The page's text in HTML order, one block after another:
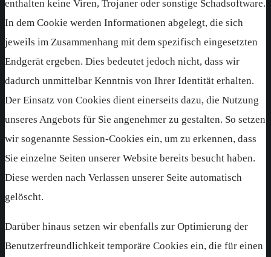
enthalten keine Viren, Trojaner oder sonstige Schadsoftware.
In dem Cookie werden Informationen abgelegt, die sich
jeweils im Zusammenhang mit dem spezifisch eingesetzten
Endgerät ergeben. Dies bedeutet jedoch nicht, dass wir
dadurch unmittelbar Kenntnis von Ihrer Identität erhalten.
Der Einsatz von Cookies dient einerseits dazu, die Nutzung
unseres Angebots für Sie angenehmer zu gestalten. So setzen
wir sogenannte Session-Cookies ein, um zu erkennen, dass
Sie einzelne Seiten unserer Website bereits besucht haben.
Diese werden nach Verlassen unserer Seite automatisch
gelöscht.
Darüber hinaus setzen wir ebenfalls zur Optimierung der
Benutzerfreundlichkeit temporäre Cookies ein, die für einen